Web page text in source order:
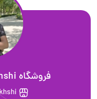
فروشگاه Abbas khodabakhshi